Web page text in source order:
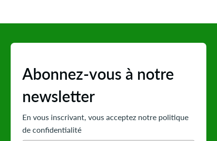
Abonnez-vous à notre
newsletter
En vous inscrivant, vous acceptez notre politique
de confidentialité